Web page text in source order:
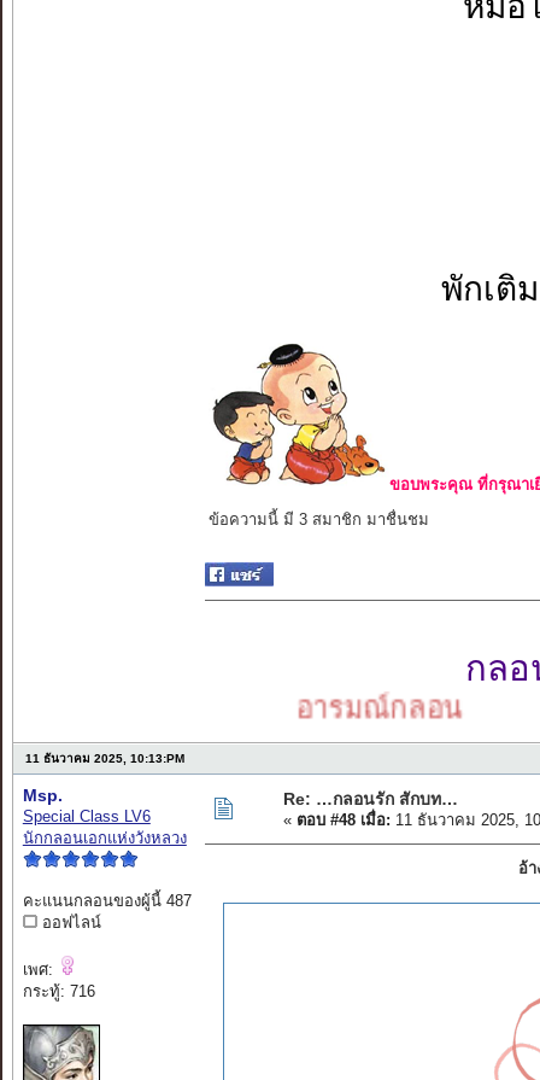
พักเติ
ขอบพระคุณ ที่กรุณาเ
ข้อความนี้ มี 3 สมาชิก มาชื่นชม
กลอ
อารมณ์กลอน
11 ธันวาคม 2025, 10:13:PM
Msp.
Special Class LV6
นักกลอนเอกแห่งวังหลวง
คะแนนกลอนของผู้นี้ 487
ออฟไลน์
เพศ:
กระทู้: 716
Re: …กลอนรัก สักบท…
« ตอบ #48 เมื่อ: 11 ธันวาคม 2025,
อ้